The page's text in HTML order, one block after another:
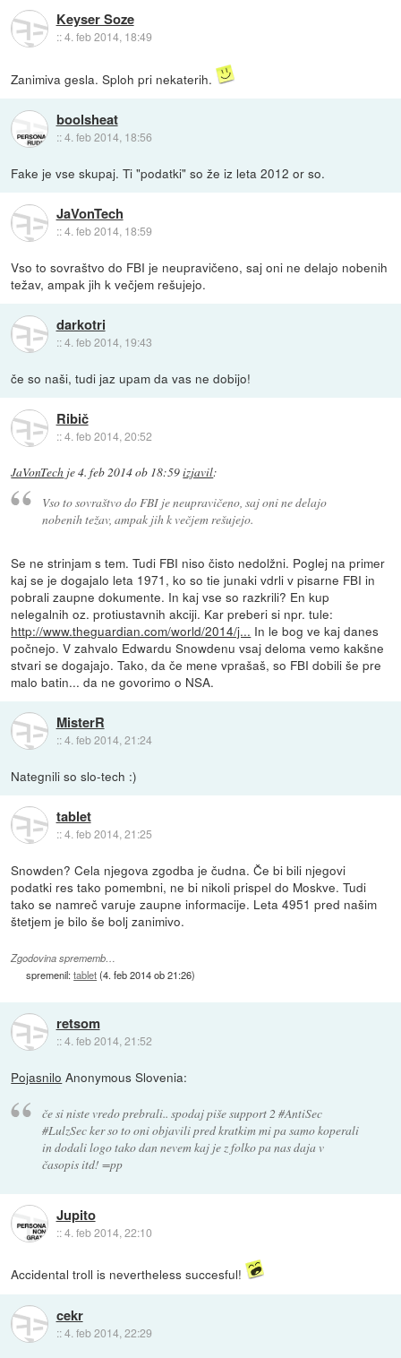
Keyser Soze
::4. feb 2014, 18:49
Zanimiva gesla. Sploh pri nekaterih.
boolsheat
::4. feb 2014, 18:56
Fake je vse skupaj. Ti "podatki" so že iz leta 2012 or so.
JaVonTech
::4. feb 2014, 18:59
Vso to sovraštvo do FBI je neupravičeno, saj oni ne delajo nobenih
težav, ampak jih k večjem rešujejo.
darkotri
::4. feb 2014, 19:43
če so naši, tudi jaz upam da vas ne dobijo!
Ribič
::4. feb 2014, 20:52
JaVonTech je4. feb 2014 ob 18:59izjavil:
Vso to sovraštvo do FBI je neupravičeno, saj oni ne delajo
nobenih težav, ampak jih k večjem rešujejo.
Se ne strinjam s tem. Tudi FBI niso čisto nedolžni. Poglej na primer
kaj se je dogajalo leta 1971, ko so tie junaki vdrli v pisarne FBI in
pobrali zaupne dokumente. In kaj vse so razkrili? En kup
nelegalnih oz. protiustavnih akciji. Kar preberi si npr. tule:
http://www.theguardian.com/world/2014/j... In le bog ve kaj danes
počnejo. V zahvalo Edwardu Snowdenu vsaj deloma vemo kakšne
stvari se dogajajo. Tako, da če mene vprašaš, so FBI dobili še pre
malo batin... da ne govorimo o NSA.
MisterR
::4. feb 2014, 21:24
Nategnili so slo-tech :)
tablet
::4. feb 2014, 21:25
Snowden? Cela njegova zgodba je čudna. Če bi bili njegovi
podatki res tako pomembni, ne bi nikoli prispel do Moskve. Tudi
tako se namreč varuje zaupne informacije. Leta 4951 pred našim
štetjem je bilo še bolj zanimivo.
Zgodovina sprememb…
spremenil:tablet(4. feb 2014 ob 21:26)
retsom
::4. feb 2014, 21:52
Pojasnilo Anonymous Slovenia:
če si niste vredo prebrali.. spodaj piše support 2 #AntiSec
#LulzSec ker so to oni objavili pred kratkim mi pa samo koperali
in dodali logo tako dan nevem kaj je z folko pa nas daja v
časopis itd! =pp
Jupito
::4. feb 2014, 22:10
Accidental troll is nevertheless succesful!
cekr
::4. feb 2014, 22:29